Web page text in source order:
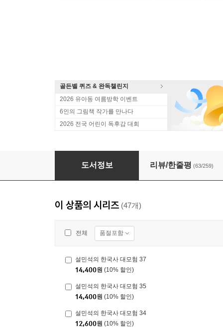
골든벨 퀴즈 & 완독챌린지
2026 유아동 여름방학 이벤트
6인의 그림책 작가를 만나다
2026 전국 어린이 독후감 대회
설민석의 한국사 대모험 7
도서정보 리뷰/한줄평 (63/259)
이 상품의 시리즈 (47개)
전체 품절포함
설민석의 한국사 대모험 37
14,400원 (10% 할인)
설민석의 한국사 대모험 35
14,400원 (10% 할인)
설민석의 한국사 대모험 34
12,600원 (10% 할인)